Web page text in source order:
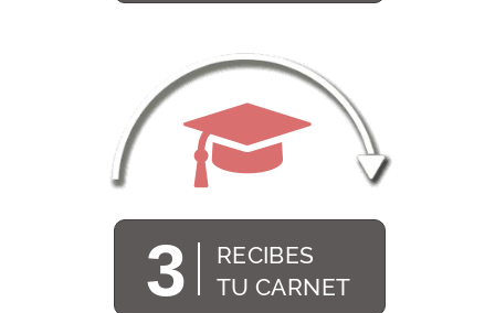
3
RECIBES
TU CARNET